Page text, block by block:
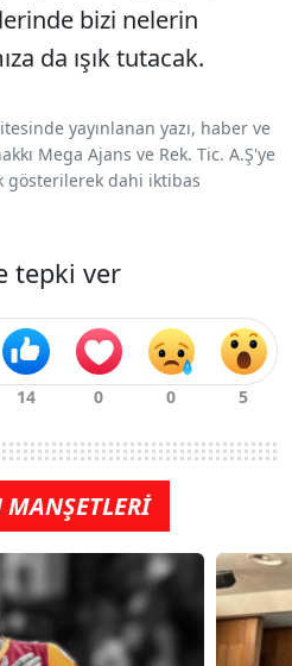
bizi nelerin
da ışık tutacak.
yayınlanan yazı, haber ve
Mega Ajans ve Rek. Tic. A.Ş'ye
gösterilerek dahi iktibas
tepki ver